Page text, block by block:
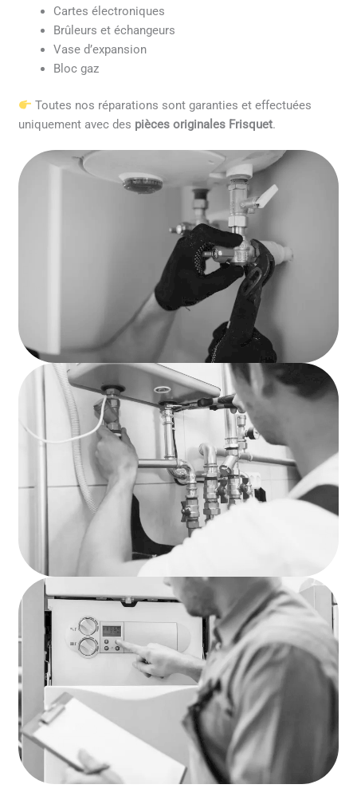
Cartes électroniques
Brûleurs et échangeurs
Vase d’expansion
Bloc gaz
Toutes nos réparations sont garanties et effectuées
uniquement avec des pièces originales Frisquet.